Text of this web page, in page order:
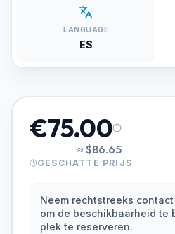
LANGUAGE
ES
€75.00
≈ $86.65
GESCHATTE PRIJS
Neem rechtstreeks
om de beschikbaarheid te
plek te reserveren.